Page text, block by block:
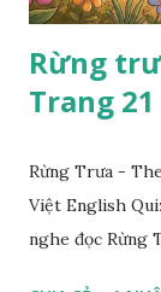
Rừng
Trang 21
Rừng Trưa -
Việt English
nghe đọc Rừng